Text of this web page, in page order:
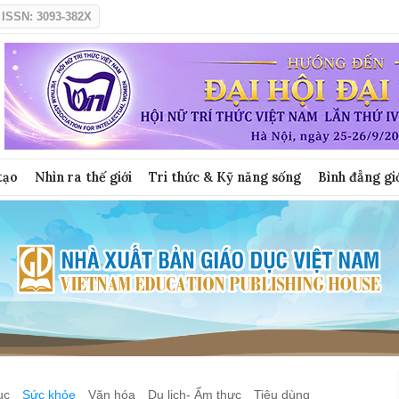
ISSN: 3093-382X
Nhìn ra thế giới Tri thức & Kỹ năng sống Bình đẳng
Sức khỏe Văn hóa Du lịch- Ẩm thực Tiêu dùng